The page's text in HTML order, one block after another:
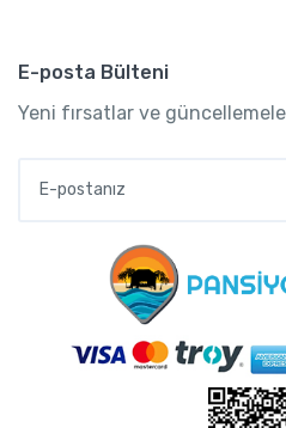
E-posta Bülteni
Yeni fırsatlar ve